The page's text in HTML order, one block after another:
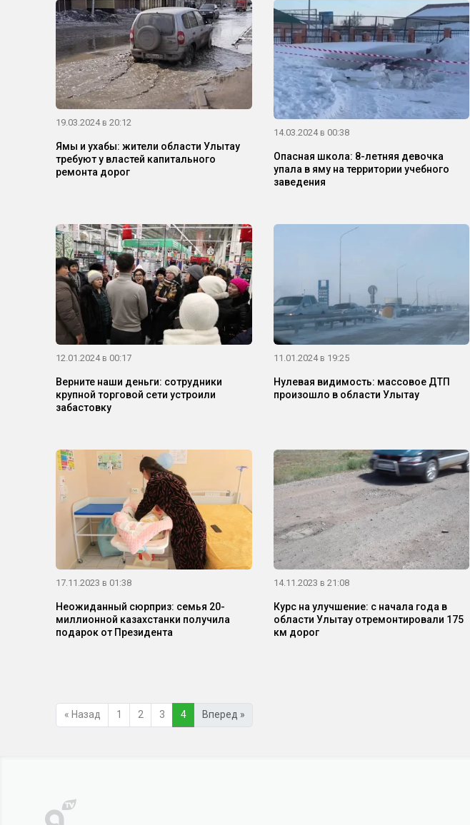
19.03.2024 в 20:12
Ямы и ухабы: жители области Улытау
требуют у властей капитального
ремонта дорог
14.03.2024 в 00:38
Опасная школа: 8-летняя девочка
упала в яму на территории учебного
заведения
12.01.2024 в 00:17
Верните наши деньги: сотрудники
крупной торговой сети устроили
забастовку
11.01.2024 в 19:25
Нулевая видимость: массовое ДТП
произошло в области Улытау
17.11.2023 в 01:38
Неожиданный сюрприз: семья 20-
миллионной казахстанки получила
подарок от Президента
14.11.2023 в 21:08
Курс на улучшение: с начала года в
области Улытау отремонтировали 175
км дорог
« Назад 1 2 3 4 Вперед »